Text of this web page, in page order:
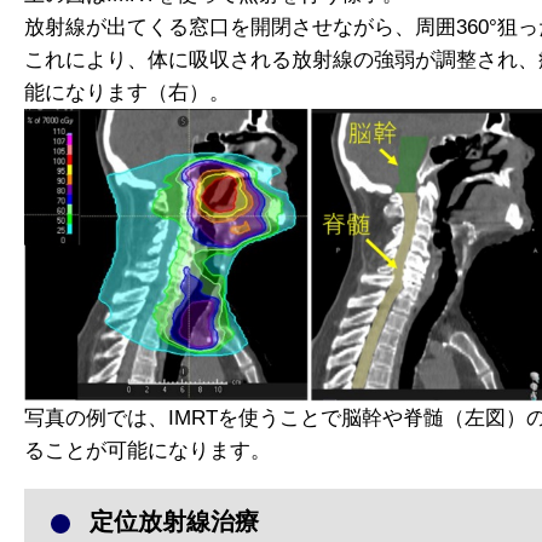
放射線が出てくる窓口を開閉させながら、周囲360°狙
これにより、体に吸収される放射線の強弱が調整され
能になります（右）。
写真の例では、IMRTを使うことで脳幹や脊髄（左図
ることが可能になります。
定位放射線治療